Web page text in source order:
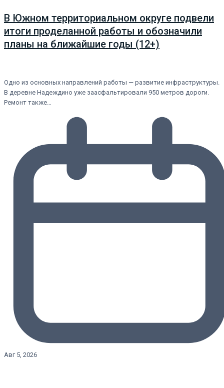
В Южном территориальном округе подвели
итоги проделанной работы и обозначили
планы на ближайшие годы (12+)
Одно из основных направлений работы — развитие инфраструктуры.
В деревне Надеждино уже заасфальтировали 950 метров дороги.
Ремонт также…
Авг 5, 2026